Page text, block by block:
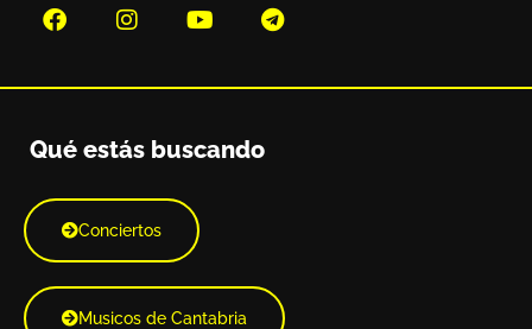
Qué estás buscando
Conciertos
Musicos de Cantabria